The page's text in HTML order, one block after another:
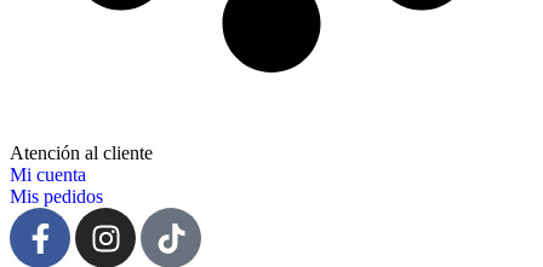
Atención al cliente
Mi cuenta
Mis pedidos